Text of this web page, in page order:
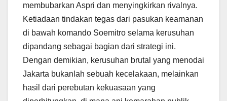
membubarkan Aspri dan menyingkirkan rivalnya.
Ketiadaan tindakan tegas dari pasukan keamanan
di bawah komando Soemitro selama kerusuhan
dipandang sebagai bagian dari strategi ini.
Dengan demikian, kerusuhan brutal yang menodai
Jakarta bukanlah sebuah kecelakaan, melainkan
hasil dari perebutan kekuasaan yang